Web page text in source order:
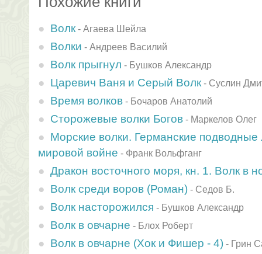
Волк - Агаева Шейла
Волки - Андреев Василий
Волк прыгнул - Бушков Александр
Царевич Ваня и Серый Волк - Суслин
Время волков - Бочаров Анатолий
Сторожевые волки Богов - Маркелов Олег
Морские волки. Германские подводные
мировой войне - Франк Вольфганг
Дракон восточного моря, кн. 1. Волк в
Волк среди воров (Роман) - Седов Б.
Волк насторожился - Бушков Александр
Волк в овчарне - Блох Роберт
Волк в овчарне (Хок и Фишер - 4) - Грин